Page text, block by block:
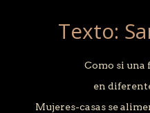
en donde las casas
y han respetado de
se alargan, se
aparecen ventanas